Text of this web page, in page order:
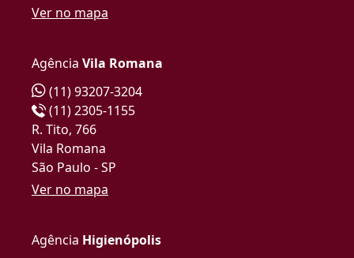
Ver no mapa
Agência Vila Romana
(11) 93207-3204
(11) 2305-1155
R. Tito, 766
Vila Romana
São Paulo - SP
Ver no mapa
Agência Higienópolis